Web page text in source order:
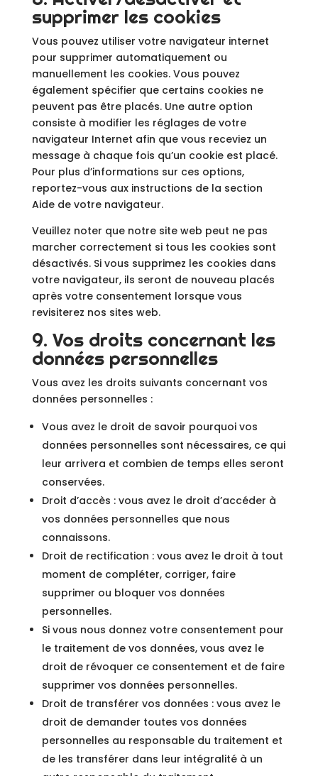
supprimer les cookies
Vous pouvez utiliser votre navigateur internet
pour supprimer automatiquement ou
manuellement les cookies. Vous pouvez
également spécifier que certains cookies ne
peuvent pas être placés. Une autre option
consiste à modifier les réglages de votre
navigateur Internet afin que vous receviez un
message à chaque fois qu’un cookie est placé.
Pour plus d’informations sur ces options,
reportez-vous aux instructions de la section
Aide de votre navigateur.
Veuillez noter que notre site web peut ne pas
marcher correctement si tous les cookies sont
désactivés. Si vous supprimez les cookies dans
votre navigateur, ils seront de nouveau placés
après votre consentement lorsque vous
revisiterez nos sites web.
9. Vos droits concernant les
données personnelles
Vous avez les droits suivants concernant vos
données personnelles :
Vous avez le droit de savoir pourquoi vos
données personnelles sont nécessaires, ce qui
leur arrivera et combien de temps elles seront
conservées.
Droit d’accès : vous avez le droit d’accéder à
vos données personnelles que nous
connaissons.
Droit de rectification : vous avez le droit à tout
moment de compléter, corriger, faire
supprimer ou bloquer vos données
personnelles.
Si vous nous donnez votre consentement pour
le traitement de vos données, vous avez le
droit de révoquer ce consentement et de faire
supprimer vos données personnelles.
Droit de transférer vos données : vous avez le
droit de demander toutes vos données
personnelles au responsable du traitement et
de les transférer dans leur intégralité à un